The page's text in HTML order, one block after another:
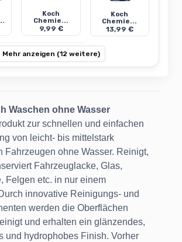
Koch
Chemie...
9,99 €
Koch
Chemie...
13,99 €
Mehr anzeigen (12 weitere)
Waschen ohne Wasser
zur schnellen und einfachen
von leicht- bis mittelstark
Fahrzeugen ohne Wasser. Reinigt,
Fahrzeuglacke, Glas,
Felgen etc. in nur einem
innovative Reinigungs- und
werden die Oberflächen
und erhalten ein glänzendes,
und hydrophobes Finish. Vorher